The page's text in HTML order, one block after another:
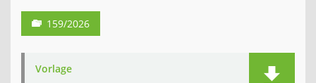
159/2026
Vorlage